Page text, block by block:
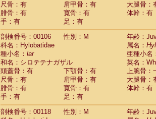
尺骨：有
肩甲骨：有
大腿骨：
腓骨：有
寛骨：有
体幹：有
手：有
足：有
剖検番号：00106
性別：M
年齢：
科名：Hylobatidae
属名：
種小名： lar
亜種小名
和名：シロテテナガザル
英名：
頭蓋骨：有
下顎骨：有
上腕骨：
尺骨：有
肩甲骨：有
大腿骨：
腓骨：有
寛骨：有
体幹：有
手：有
足：有
剖検番号：00118
性別：M
年齢：